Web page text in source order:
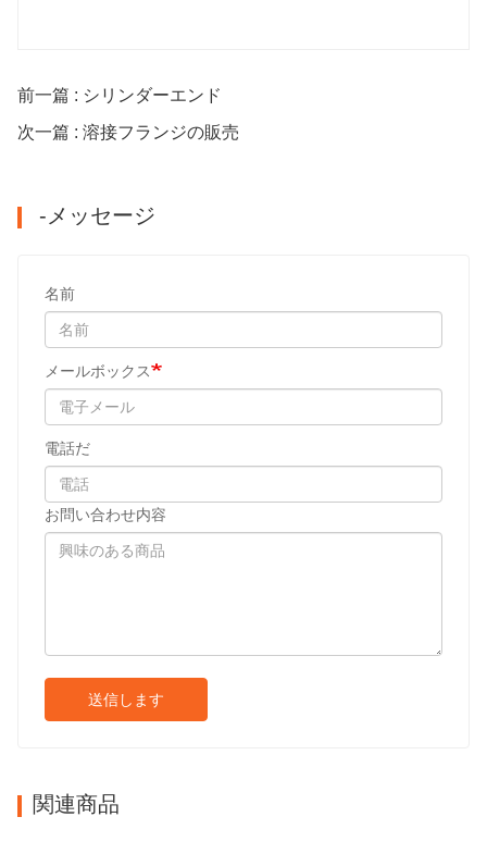
前一篇 : シリンダーエンド
次一篇 : 溶接フランジの販売
-メッセージ
名前
メールボックス
電話だ
お問い合わせ内容
送信します
関連商品